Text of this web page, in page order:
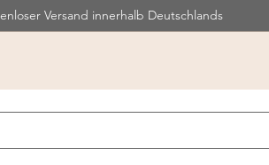
Versand innerhalb Deutschlands